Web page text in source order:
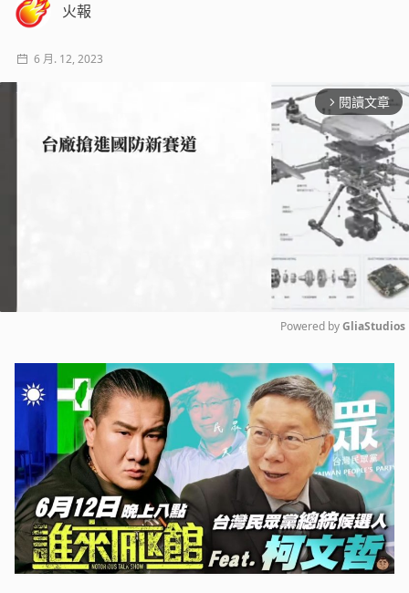
火報
6 月. 12, 2023
arrow_forward_ios 閱讀文章
Mute
Powered by GliaStudios